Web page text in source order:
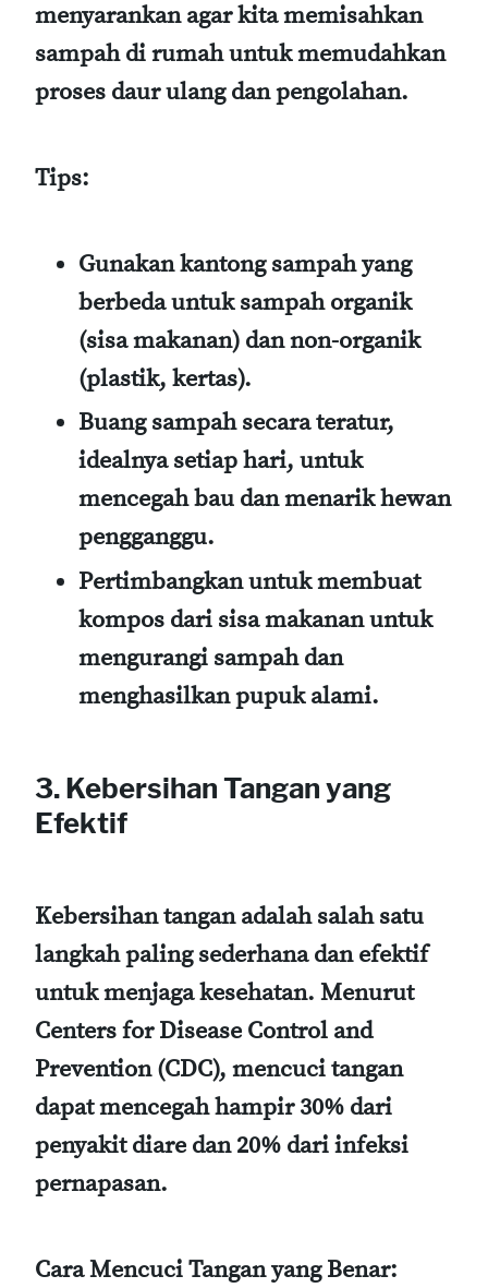
menyarankan agar kita memisahkan
sampah di rumah untuk memudahkan
proses daur ulang dan pengolahan.
Tips:
Gunakan kantong sampah yang
berbeda untuk sampah organik
(sisa makanan) dan non-organik
(plastik, kertas).
Buang sampah secara teratur,
idealnya setiap hari, untuk
mencegah bau dan menarik hewan
pengganggu.
Pertimbangkan untuk membuat
kompos dari sisa makanan untuk
mengurangi sampah dan
menghasilkan pupuk alami.
3. Kebersihan Tangan yang
Efektif
Kebersihan tangan adalah salah satu
langkah paling sederhana dan efektif
untuk menjaga kesehatan. Menurut
Centers for Disease Control and
Prevention (CDC), mencuci tangan
dapat mencegah hampir 30% dari
penyakit diare dan 20% dari infeksi
pernapasan.
Cara Mencuci Tangan yang Benar: